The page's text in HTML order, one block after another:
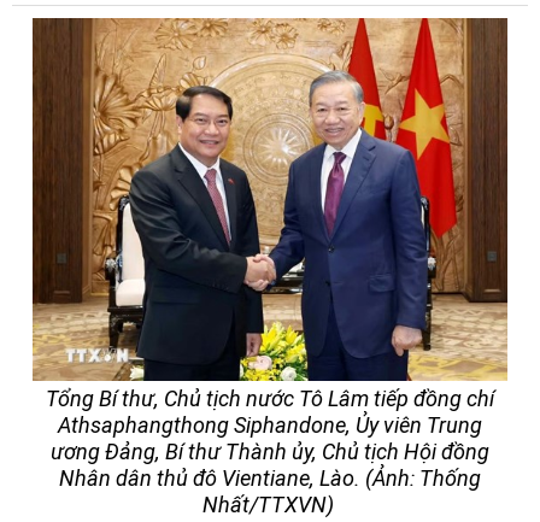
Tổng Bí thư, Chủ tịch nước Tô Lâm tiếp đồng chí
Athsaphangthong Siphandone, Ủy viên Trung
ương Đảng, Bí thư Thành ủy, Chủ tịch Hội đồng
Nhân dân thủ đô Vientiane, Lào. (Ảnh: Thống
Nhất/TTXVN)